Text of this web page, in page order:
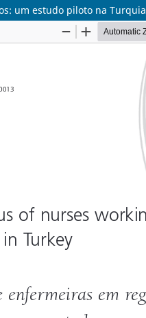
um estudo piloto na Turquia